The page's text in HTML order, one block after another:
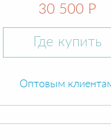
30 500 Р
Где купить
Оптовым